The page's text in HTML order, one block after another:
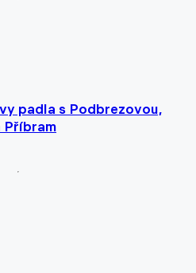
padla s Podbrezovou,
Příbram